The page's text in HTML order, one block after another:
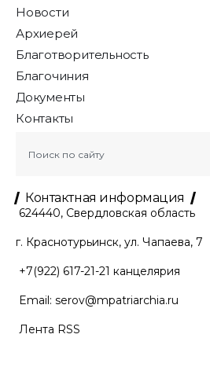
Новости
Архиерей
Благотворительность
Благочиния
Документы
Контакты
Контактная информация
624440, Свердловская область
г. Краснотурьинск, ул. Чапаева, 7
+7(922) 617-21-21 канцелярия
Email: serov@mpatriarchia.ru
Лента RSS